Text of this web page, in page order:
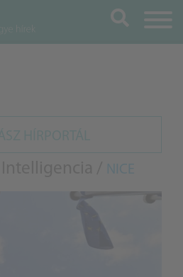
Keresés
NICE